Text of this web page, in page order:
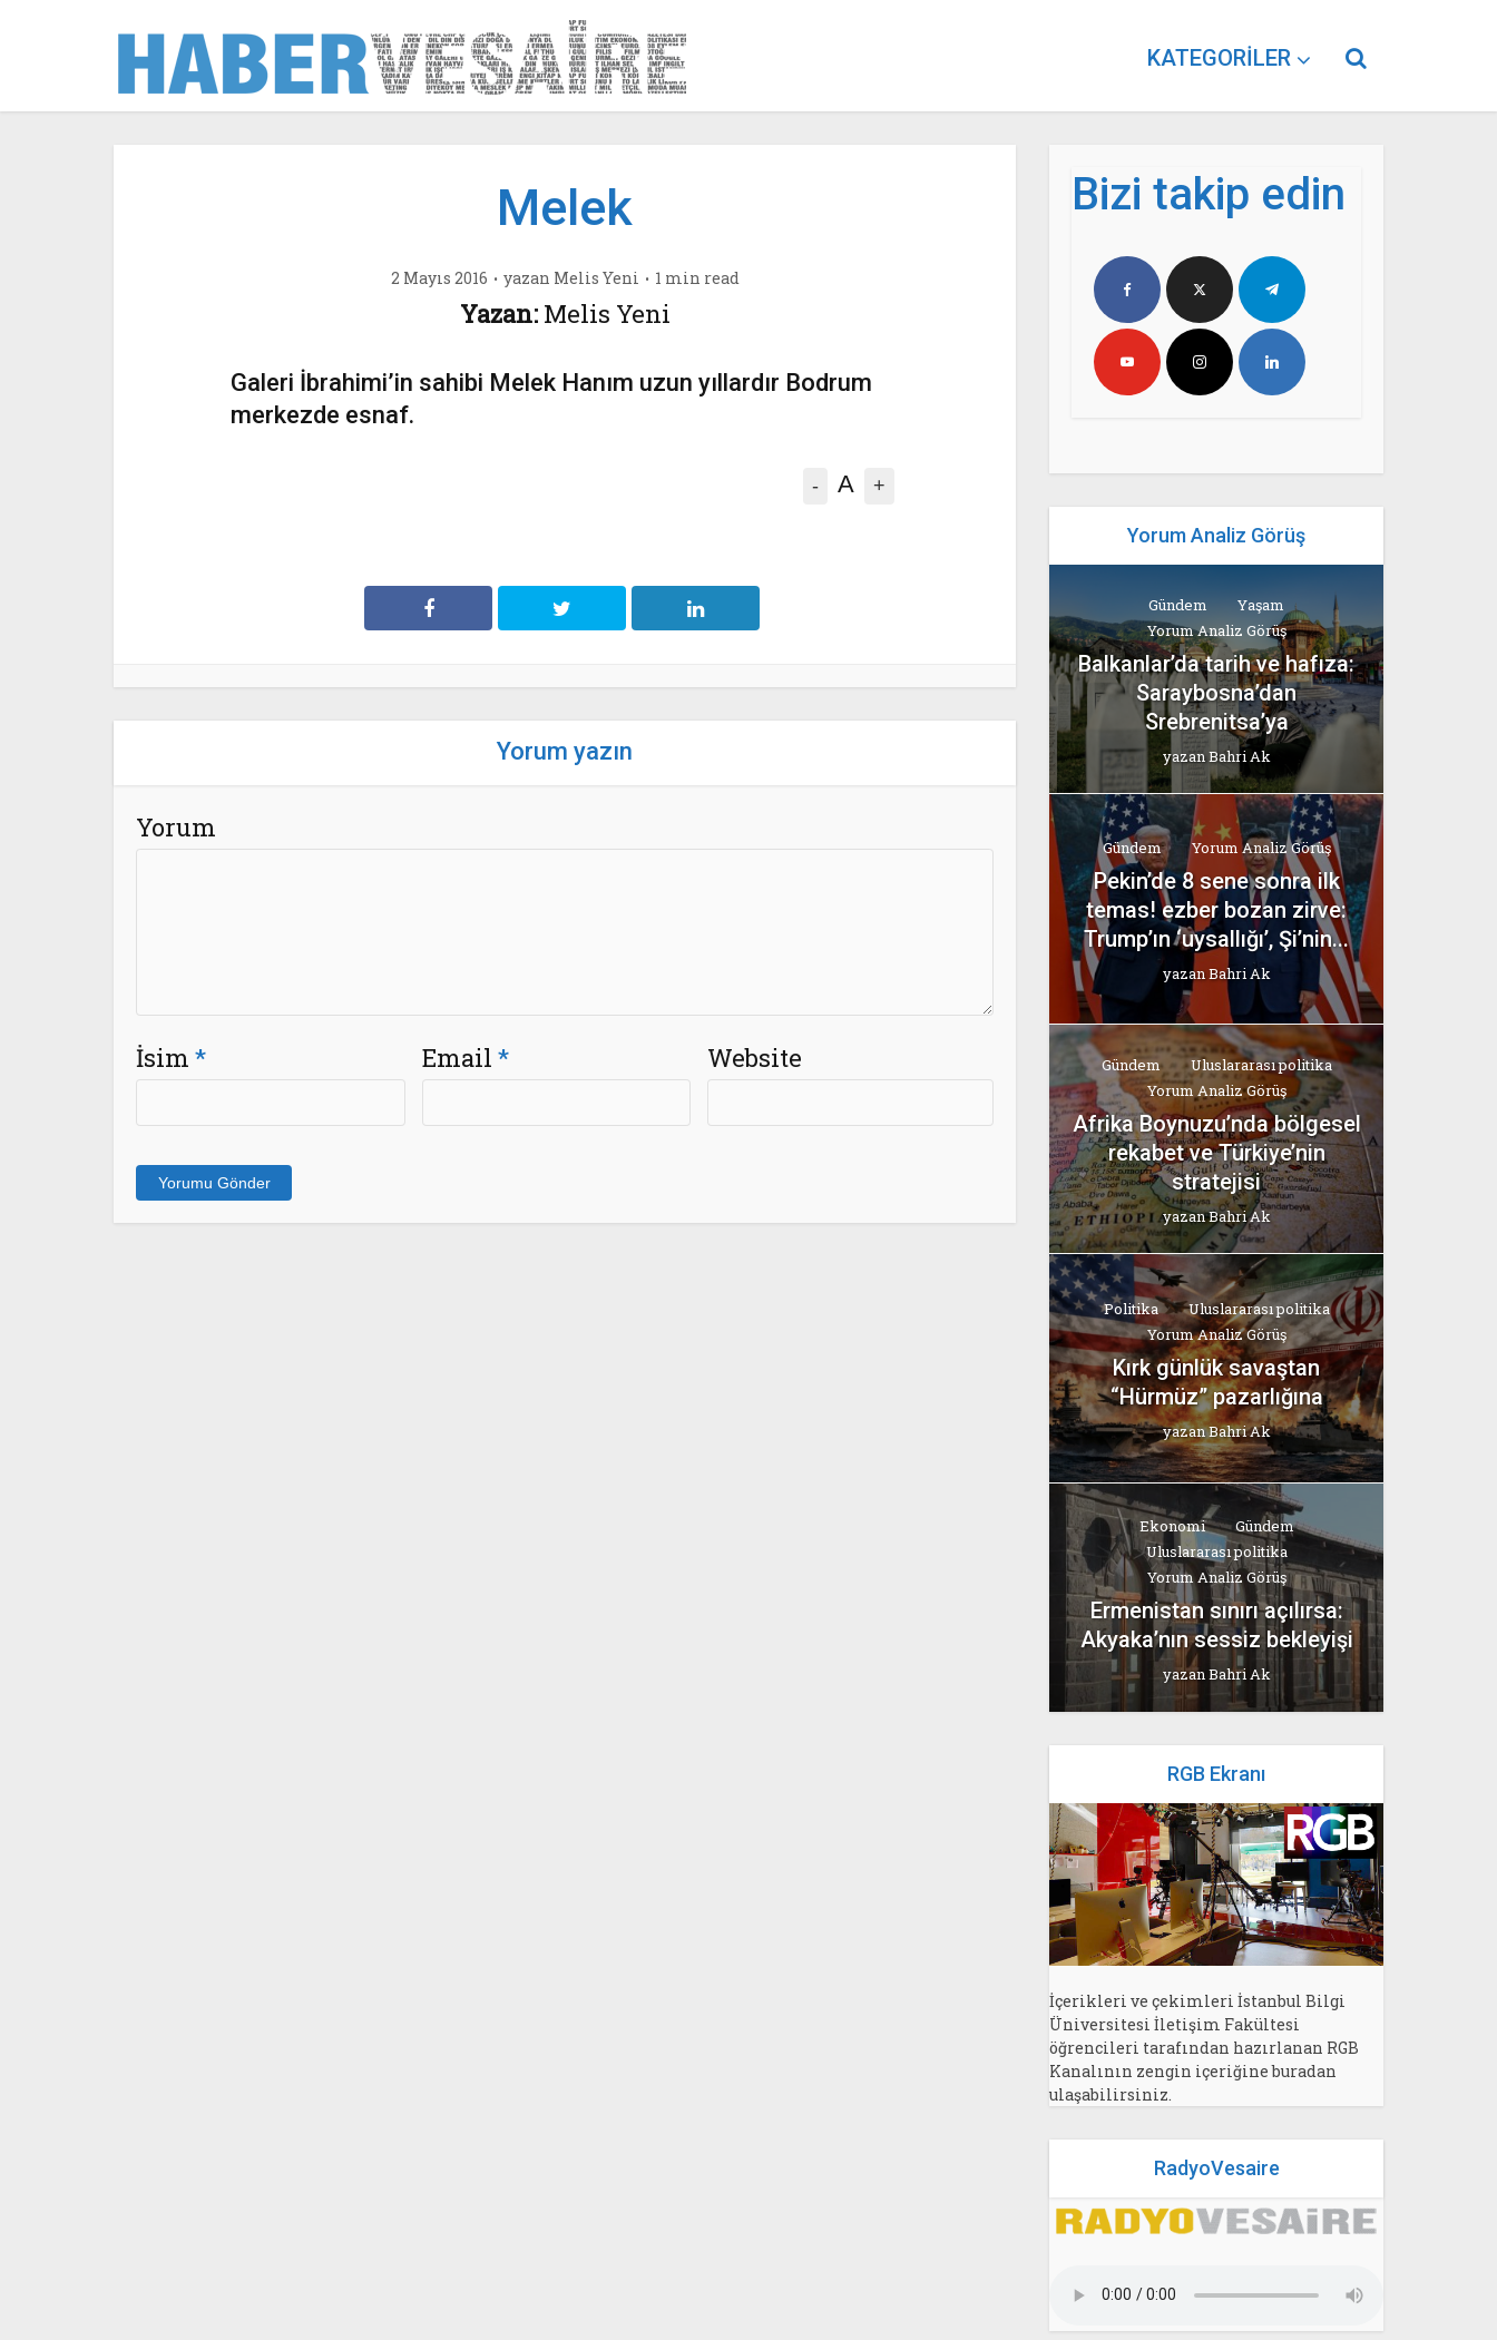
KATEGORILER
Melek
2 Mayıs 2016 yazan Melis Yeni 1 min read
Yazan:Melis Yeni
Galeri İbrahimi’in sahibi Melek Hanım uzun yıllardır Bodrum
merkezde esnaf.
- A +
Yorum yazın
Yorum
İsim * Email * Website
Bizi takip edin
Yorum Analiz Görüş
Gündem
Yaşam
Yorum Analiz Görüş
Balkanlar’da tarih ve hafıza:
Saraybosna’dan
Srebrenitsa’ya
yazanBahri Ak
Gündem Yorum Analiz Görüş
Pekin’de 8 sene sonra ilk
temas! ezber bozan zirve:
Trump’ın ‘uysallığı’, Şi’nin...
yazanBahri Ak
Gündem
Uluslararası politika
Yorum Analiz Görüş
Afrika Boynuzu’nda bölgesel
rekabet ve Türkiye’nin
stratejisi
yazanBahri Ak
Politika
Uluslararası politika
Yorum Analiz Görüş
Kırk günlük savaştan
“Hürmüz” pazarlığına
yazanBahri Ak
Ekonomi
Gündem
Uluslararası politika
Yorum Analiz Görüş
Ermenistan sınırı açılırsa:
Akyaka’nın sessiz bekleyişi
yazanBahri Ak
RGB Ekranı
İçerikleri ve çekimleri İstanbul Bilgi
Üniversitesi İletişim Fakültesi
öğrencileri tarafından hazırlanan RGB
Kanalının zengin içeriğine buradan
ulaşabilirsiniz.
RadyoVesaire